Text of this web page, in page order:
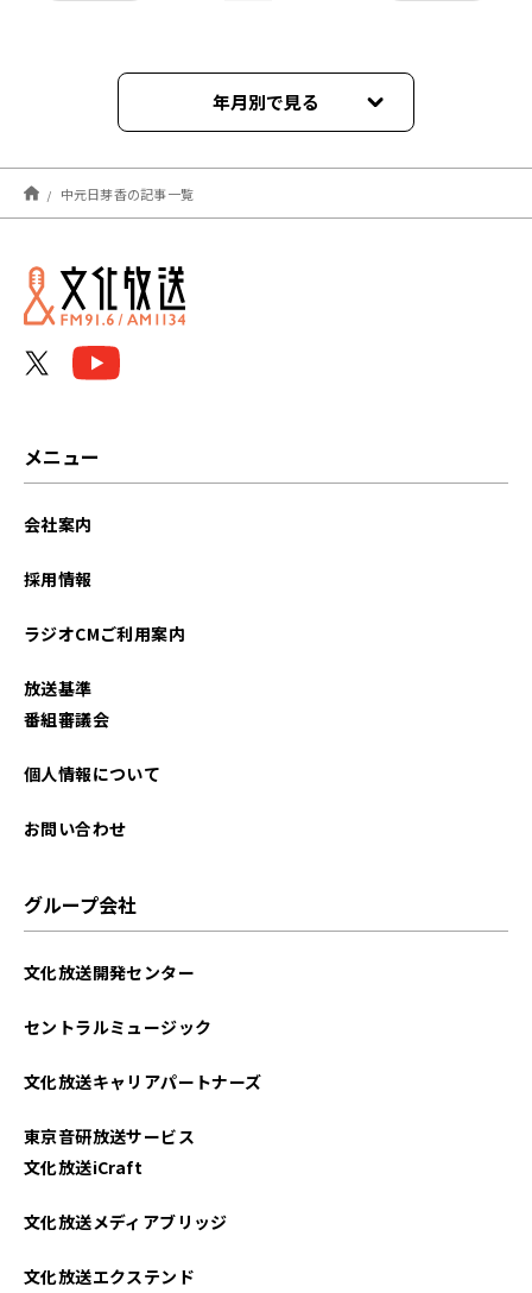
年月別で見る
2024年03月
2024年02月
2024年01月
2023年04月
2023年01月
2022年08月
2022年07月
中元日芽香の記事一覧
メニュー
会社案内
採用情報
ラジオCMご利用案内
放送基準
番組審議会
個人情報について
お問い合わせ
グループ会社
文化放送開発センター
セントラルミュージック
文化放送キャリアパートナーズ
東京音研放送サービス
文化放送iCraft
文化放送メディアブリッジ
文化放送エクステンド